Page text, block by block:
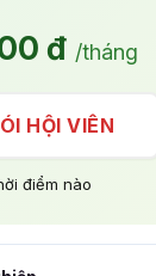
đ /tháng
HỘI VIÊN
điểm nào